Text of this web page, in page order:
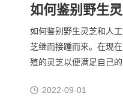
如何鉴别野生
如何鉴别野生灵芝和人
芝继而接踵而来。在现
殖的灵芝以便满足自己的
2022-09-01